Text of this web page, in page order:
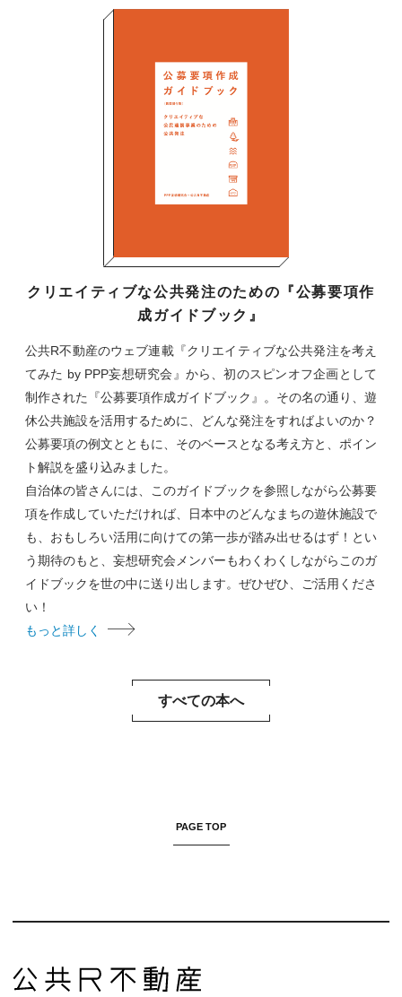
クリエイティブな公共発注のための『公募要項作
成ガイドブック』
公共R不動産のウェブ連載『クリエイティブな公共発注を考え
てみた by PPP妄想研究会』から、初のスピンオフ企画として
制作された『公募要項作成ガイドブック』。その名の通り、遊
休公共施設を活用するために、どんな発注をすればよいのか？
公募要項の例文とともに、そのベースとなる考え方と、ポイン
ト解説を盛り込みました。
自治体の皆さんには、このガイドブックを参照しながら公募要
項を作成していただければ、日本中のどんなまちの遊休施設で
も、おもしろい活用に向けての第一歩が踏み出せるはず！とい
う期待のもと、妄想研究会メンバーもわくわくしながらこのガ
イドブックを世の中に送り出します。ぜひぜひ、ご活用くださ
い！
もっと詳しく
すべての本へ
PAGE TOP